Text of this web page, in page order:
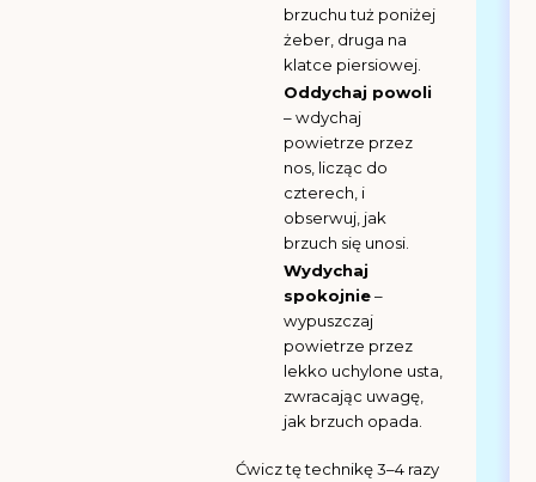
brzuchu tuż poniżej
żeber, druga na
klatce piersiowej.
Oddychaj powoli
– wdychaj
powietrze przez
nos, licząc do
czterech, i
obserwuj, jak
brzuch się unosi.
Wydychaj
spokojnie–
wypuszczaj
powietrze przez
lekko uchylone usta,
zwracając uwagę,
jak brzuch opada.
Ćwicz tę technikę 3–4 razy